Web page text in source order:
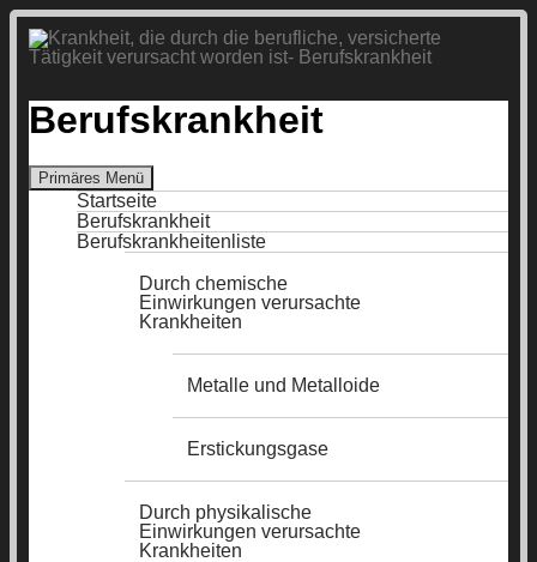
Berufskrankheit
Suchen
Primäres Menü
springen
Startseite
Berufskrankheit
Berufskrankheitenliste
Durch chemische
Einwirkungen verursachte
Krankheiten
Metalle und Metalloide
Erstickungsgase
Durch physikalische
Einwirkungen verursachte
Krankheiten